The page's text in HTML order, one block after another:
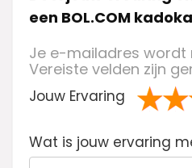
een BOL.COM
Je e-mailadres wordt
Vereiste velden zijn
Jouw Ervaring
va
n
de 5
sterren
sterren
sterren
sterren
Wat is jouw ervaring